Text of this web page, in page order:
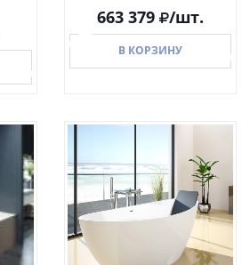
663 379 /шт.
В КОРЗИНУ